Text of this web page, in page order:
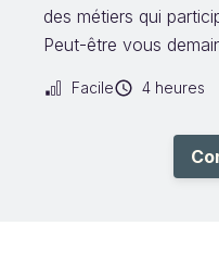
des métiers qui
Peut-être vous
Facile 4 heures